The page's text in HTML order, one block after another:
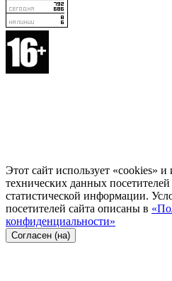
Этот сайт использует «cookies» и
технических данных
статистической информации.
посетителей сайта описаны в
конфиденциальности»
Согласен (на)